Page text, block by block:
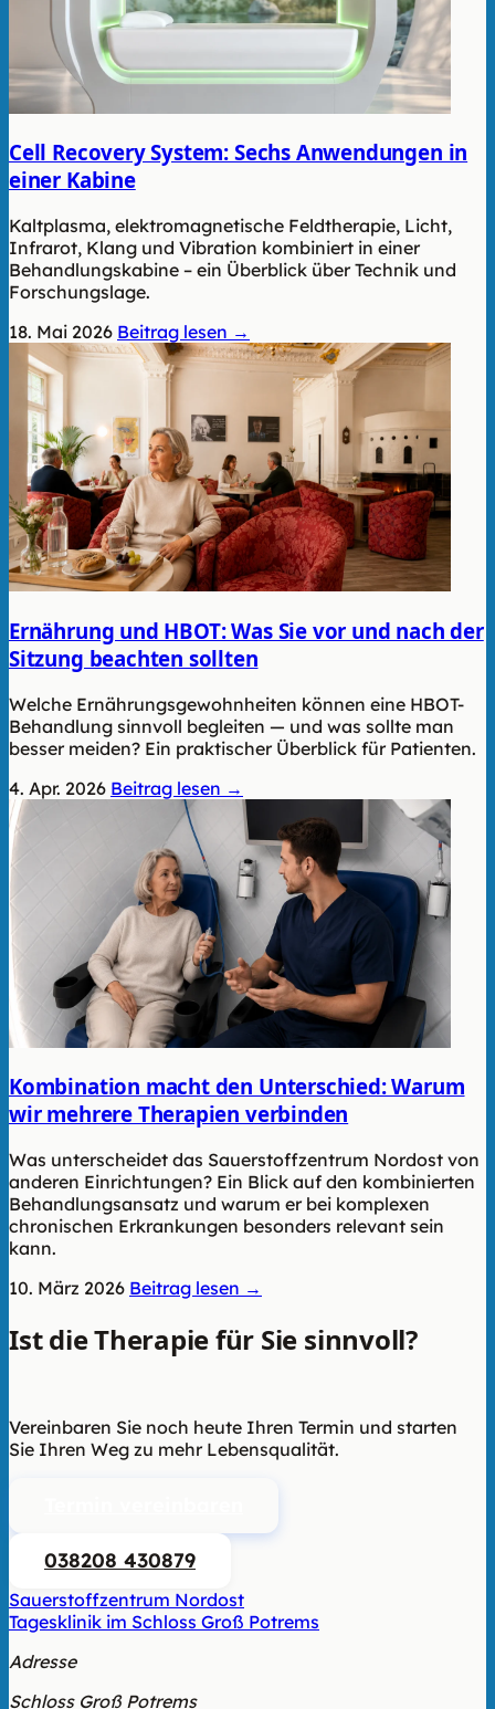
Cell Recovery System: Sechs Anwendungen in
einer Kabine
Kaltplasma, elektromagnetische Feldtherapie, Licht,
Infrarot, Klang und Vibration kombiniert in einer
Behandlungskabine – ein Überblick über Technik und
Forschungslage.
18. Mai 2026 Beitrag lesen →
Ernährung und HBOT: Was Sie vor und nach der
Sitzung beachten sollten
Welche Ernährungsgewohnheiten können eine HBOT-
Behandlung sinnvoll begleiten — und was sollte man
besser meiden? Ein praktischer Überblick für Patienten.
4. Apr. 2026 Beitrag lesen →
Kombination macht den Unterschied: Warum
wir mehrere Therapien verbinden
Was unterscheidet das Sauerstoffzentrum Nordost von
anderen Einrichtungen? Ein Blick auf den kombinierten
Behandlungsansatz und warum er bei komplexen
chronischen Erkrankungen besonders relevant sein
kann.
10. März 2026 Beitrag lesen →
Ist die Therapie für Sie sinnvoll?
Vereinbaren Sie noch heute Ihren Termin und starten
Sie Ihren Weg zu mehr Lebensqualität.
038208 430879
Sauerstoffzentrum Nordost
Tagesklinik im Schloss Groß Potrems
Adresse
Schloss Groß Potrems